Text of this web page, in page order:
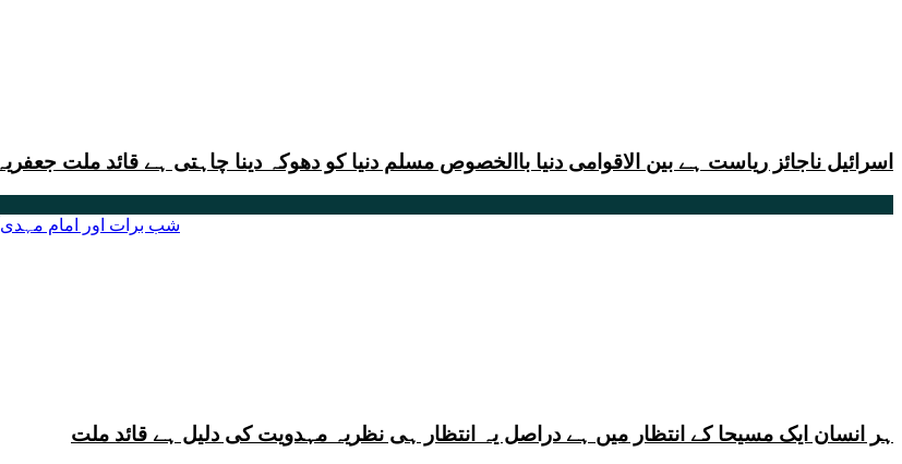
اسرائیل ناجائز ریاست ہے بین الاقوامی دنیا باالخصوص مسلم دنیا کو دھوکہ دینا چاہتی ہے قائد ملت جعفریہ
ہر انسان ایک مسیحا کے انتظار میں ہے دراصل یہ انتظار ہی نظریہ مہدویت کی دلیل ہے قائد ملت